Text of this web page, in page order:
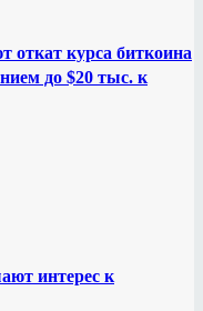
откат курса биткоина
до $20 тыс. к
интерес к